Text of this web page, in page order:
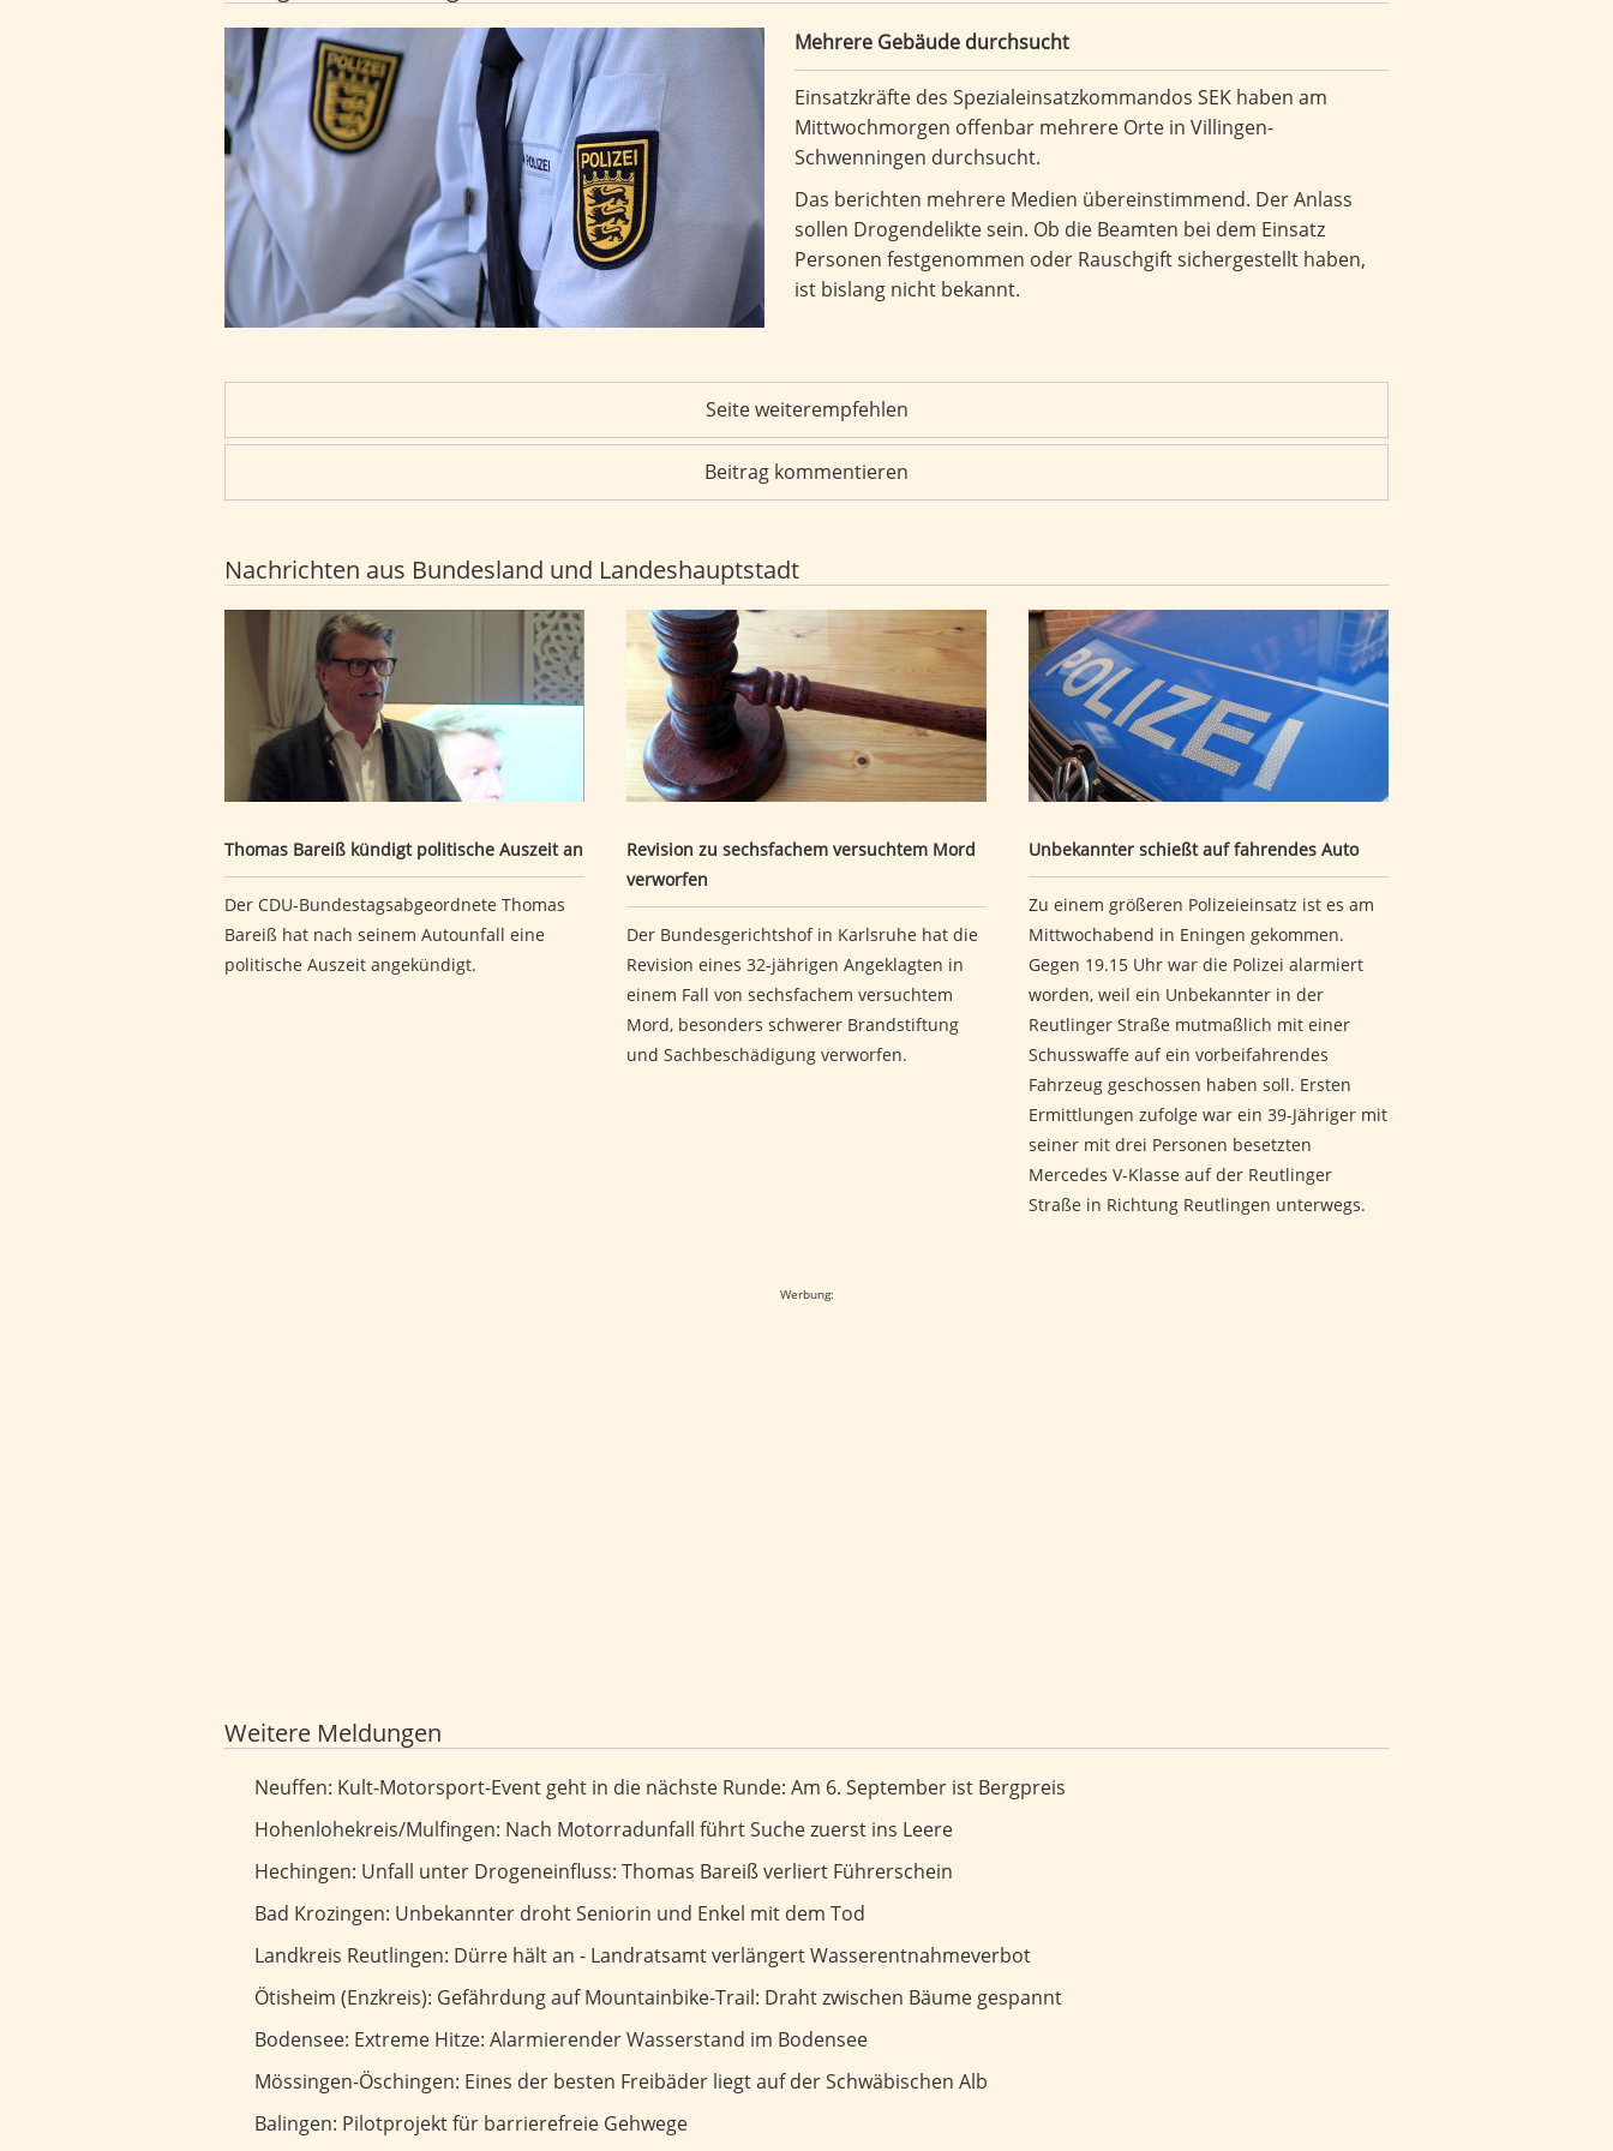
Mehrere Gebäude durchsucht Mehrere Gebäude durchsucht
Einsatzkräfte des Spezialeinsatzkommandos SEK haben am
Mittwochmorgen offenbar mehrere Orte in Villingen-
Schwenningen durchsucht.
Das berichten mehrere Medien übereinstimmend. Der Anlass
sollen Drogendelikte sein. Ob die Beamten bei dem Einsatz
Personen festgenommen oder Rauschgift sichergestellt haben,
ist bislang nicht bekannt.
Seite weiterempfehlen
Beitrag kommentieren
Nachrichten aus Bundesland und Landeshauptstadt
Thomas Bareiß kündigt politische Auszeit an
Thomas Bareiß kündigt politische Auszeit an
Der CDU-Bundestagsabgeordnete Thomas
Bareiß hat nach seinem Autounfall eine
politische Auszeit angekündigt.
Revision zu sechsfachem versuchtem Mord verworfen
Revision zu sechsfachem versuchtem Mord
verworfen
Der Bundesgerichtshof in Karlsruhe hat die
Revision eines 32-jährigen Angeklagten in
einem Fall von sechsfachem versuchtem
Mord, besonders schwerer Brandstiftung
und Sachbeschädigung verworfen.
Unbekannter schießt auf fahrendes Auto
Unbekannter schießt auf fahrendes Auto
Zu einem größeren Polizeieinsatz ist es am
Mittwochabend in Eningen gekommen.
Gegen 19.15 Uhr war die Polizei alarmiert
worden, weil ein Unbekannter in der
Reutlinger Straße mutmaßlich mit einer
Schusswaffe auf ein vorbeifahrendes
Fahrzeug geschossen haben soll. Ersten
Ermittlungen zufolge war ein 39-Jähriger mit
seiner mit drei Personen besetzten
Mercedes V-Klasse auf der Reutlinger
Straße in Richtung Reutlingen unterwegs.
Werbung:
Weitere Meldungen
Kult-Motorsport-Event geht in die nächste Runde: Am 6. September ist Bergpreis
Neuffen: Kult-Motorsport-Event geht in die nächste Runde: Am 6. September ist Bergpreis
Nach Motorradunfall führt Suche zuerst ins Leere
Hohenlohekreis/Mulfingen: Nach Motorradunfall führt Suche zuerst ins Leere
Unfall unter Drogeneinfluss: Thomas Bareiß verliert Führerschein
Hechingen: Unfall unter Drogeneinfluss: Thomas Bareiß verliert Führerschein
Unbekannter droht Seniorin und Enkel mit dem Tod
Bad Krozingen: Unbekannter droht Seniorin und Enkel mit dem Tod
Dürre hält an - Landratsamt verlängert Wasserentnahmeverbot
Landkreis Reutlingen: Dürre hält an - Landratsamt verlängert Wasserentnahmeverbot
Gefährdung auf Mountainbike-Trail: Draht zwischen Bäume gespannt
Ötisheim (Enzkreis): Gefährdung auf Mountainbike-Trail: Draht zwischen Bäume gespannt
Extreme Hitze: Alarmierender Wasserstand im Bodensee
Bodensee: Extreme Hitze: Alarmierender Wasserstand im Bodensee
Eines der besten Freibäder liegt auf der Schwäbischen Alb
Mössingen-Öschingen: Eines der besten Freibäder liegt auf der Schwäbischen Alb
Pilotprojekt für barrierefreie Gehwege
Balingen: Pilotprojekt für barrierefreie Gehwege